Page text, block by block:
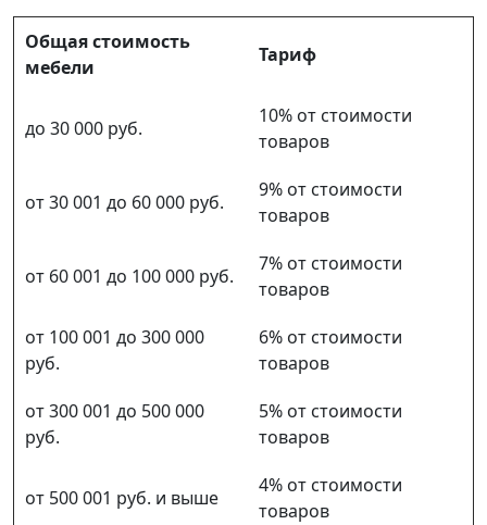
Общая стоимость
мебели
Тариф
до 30 000 руб.
10% от стоимости
товаров
от 30 001 до 60 000 руб.
9% от стоимости
товаров
от 60 001 до 100 000 руб.
7% от стоимости
товаров
от 100 001 до 300 000
руб.
6% от стоимости
товаров
от 300 001 до 500 000
руб.
5% от стоимости
товаров
от 500 001 руб. и выше
4% от стоимости
товаров